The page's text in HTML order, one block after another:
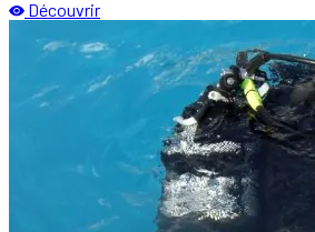
Découvrir